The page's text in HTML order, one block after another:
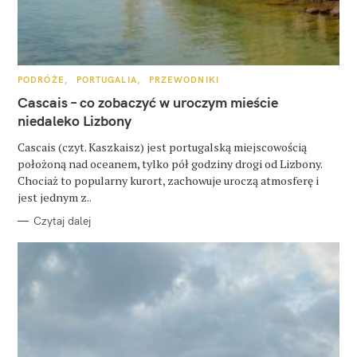
K
T
E
G
O
I
E
PODRÓŻE PORTUGALIA PRZEWODNIKI
Cascais – co zobaczyć w uroczym mieście
niedaleko Lizbony
Cascais (czyt. Kaszkaisz) jest portugalską miejscowością
położoną nad oceanem, tylko pół godziny drogi od Lizbony.
Chociaż to popularny kurort, zachowuje uroczą atmosferę i
jest jednym z..
Czytaj dalej